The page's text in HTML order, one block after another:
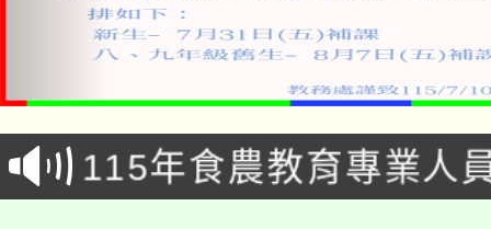
淨零綠生活教案入校路
會
115年食農教育專業人
學期銜接期間理賠案件